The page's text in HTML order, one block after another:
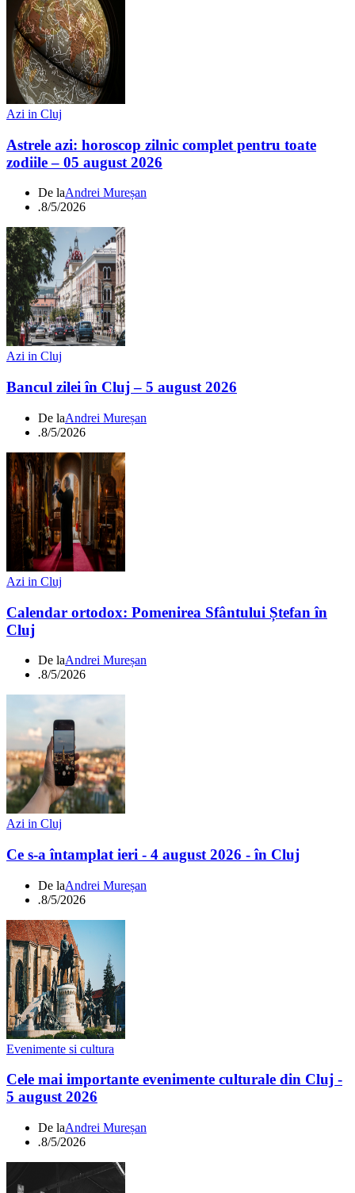
Azi in Cluj
Astrele azi: horoscop zilnic complet pentru toate
zodiile – 05 august 2026
De laAndrei Mureșan
.8/5/2026
Azi in Cluj
Bancul zilei în Cluj – 5 august 2026
De laAndrei Mureșan
.8/5/2026
Azi in Cluj
Calendar ortodox: Pomenirea Sfântului Ștefan în
Cluj
De laAndrei Mureșan
.8/5/2026
Azi in Cluj
Ce s-a întamplat ieri - 4 august 2026 - în Cluj
De laAndrei Mureșan
.8/5/2026
Evenimente si cultura
Cele mai importante evenimente culturale din Cluj -
5 august 2026
De laAndrei Mureșan
.8/5/2026